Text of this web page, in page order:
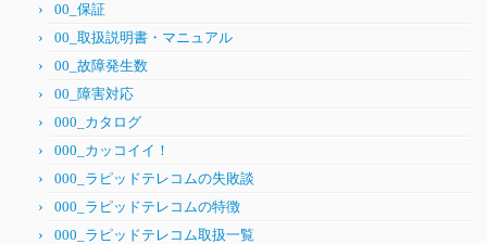
00_保証
00_取扱説明書・マニュアル
00_故障発生数
00_障害対応
000_カタログ
000_カッコイイ！
000_ラピッドテレコムの失敗談
000_ラピッドテレコムの特徴
000_ラピッドテレコム取扱一覧